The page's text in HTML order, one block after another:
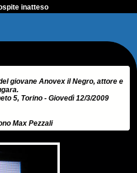
inatteso
giovane Anovex il Negro, attore e
5, Torino - Giovedì 12/3/2009
Max Pezzali